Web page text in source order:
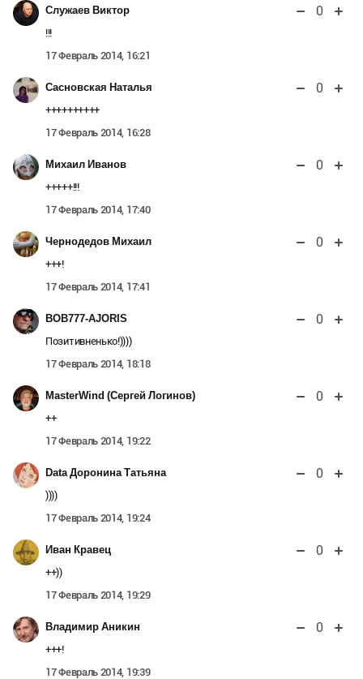
Служаев Виктор 0
!!!
17 Февраль 2014, 16:21
Сасновская Наталья 0
++++++++++
17 Февраль 2014, 16:28
Михаил Иванов 0
+++++!!!
17 Февраль 2014, 17:40
Чернодедов Михаил 0
+++!
17 Февраль 2014, 17:41
BOB777-AJORIS 0
Позитивненько!))))
17 Февраль 2014, 18:18
MasterWind (Сергей Логинов) 0
++
17 Февраль 2014, 19:22
Data Доронина Татьяна 0
))))
17 Февраль 2014, 19:24
Иван Кравец 0
++))
17 Февраль 2014, 19:29
Владимир Аникин 0
+++!
17 Февраль 2014, 19:39